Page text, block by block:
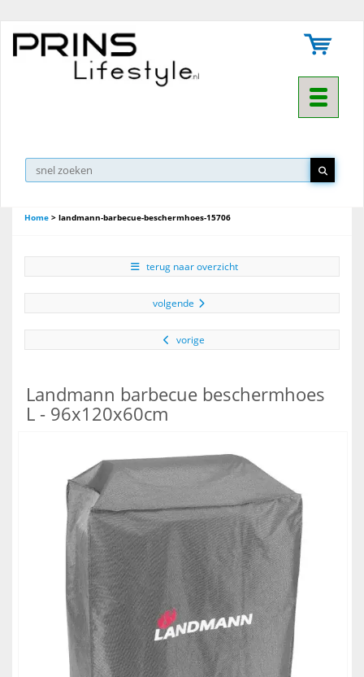
Toggle
Home > landmann-barbecue-beschermhoes-15706
terug naar overzicht
volgende
vorige
Landmann barbecue beschermhoes
L - 96x120x60cm